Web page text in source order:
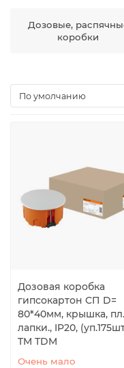
Дозовые,
коробки
Дозовая коробка
гипсокартон СП D=
80*40мм, крышка, пл.
лапки., IP20,
TM TDM
Очень мало